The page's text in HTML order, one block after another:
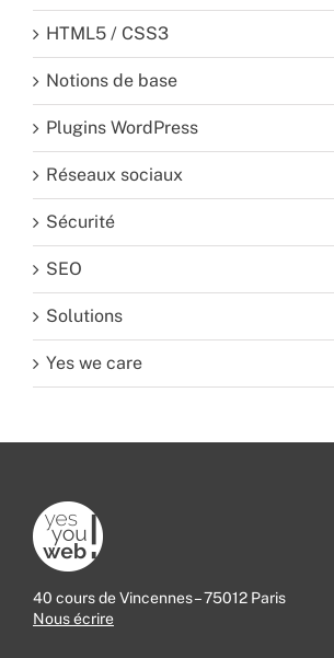
HTML5 / CSS3
Notions de base
Plugins WordPress
Réseaux sociaux
Sécurité
SEO
Solutions
Yes we care
40 cours de Vincennes – 75012 Paris
Nous écrire